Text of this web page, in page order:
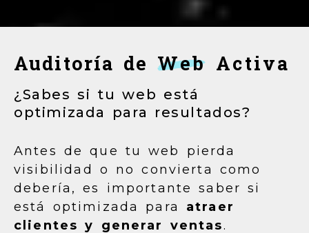
Auditoría de Web Activa
¿Sabes si tu web está
optimizada para resultados?
Antes de que tu web pierda
visibilidad o no convierta como
debería, es importante saber si
está optimizada para
atraer
clientes y generar ventas.